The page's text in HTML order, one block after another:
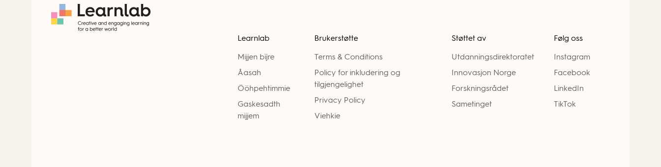
Learnlab
Mijjen bïjre
Åasah
Ööhpehtimmie
Gaskesadth
mijjem
Brukerstøtte
Terms & Conditions
Policy for inkludering og
tilgjengelighet
Privacy Policy
Viehkie
Støttet av
Utdanningsdirektoratet
Innovasjon Norge
Forskningsrådet
Sametinget
Følg oss
Instagram
Facebook
LinkedIn
TikTok